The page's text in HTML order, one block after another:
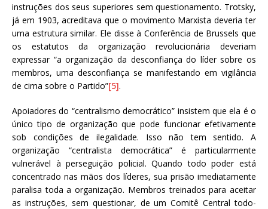
instruções dos seus superiores sem questionamento. Trotsky,
já em 1903, acreditava que o movimento Marxista deveria ter
uma estrutura similar. Ele disse à Conferência de Brussels que
os estatutos da organização revolucionária deveriam
expressar “a organização da desconfiança do líder sobre os
membros, uma desconfiança se manifestando em vigilância
de cima sobre o Partido”[5].
Apoiadores do “centralismo democrático” insistem que ela é o
único tipo de organização que pode funcionar efetivamente
sob condições de ilegalidade. Isso não tem sentido. A
organização “centralista democrática” é particularmente
vulnerável à perseguição policial. Quando todo poder está
concentrado nas mãos dos líderes, sua prisão imediatamente
paralisa toda a organização. Membros treinados para aceitar
as instruções, sem questionar, de um Comitê Central todo-